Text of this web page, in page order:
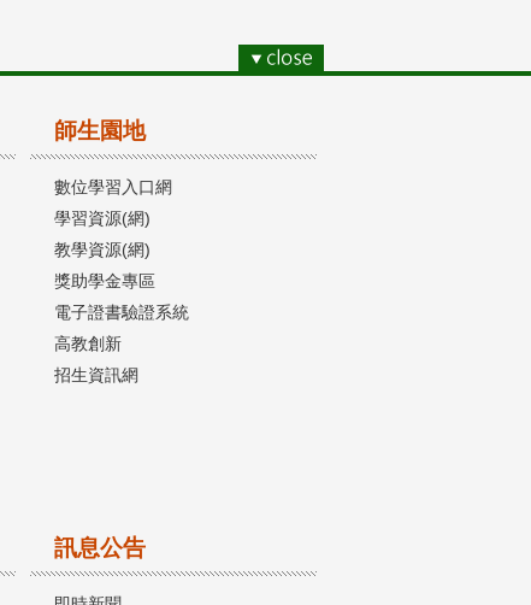
師生園地
數位學習入口網
學習資源(網)
教學資源(網)
獎助學金專區
電子證書驗證系統
高教創新
招生資訊網
訊息公告